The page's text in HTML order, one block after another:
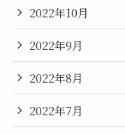
2022年10月
2022年9月
2022年8月
2022年7月